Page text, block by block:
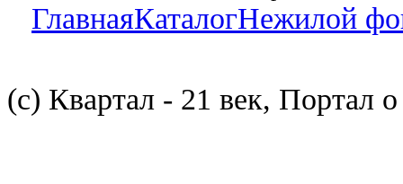
ГлавнаяКаталогНежилой
(с) Квартал - 21 век, Портал